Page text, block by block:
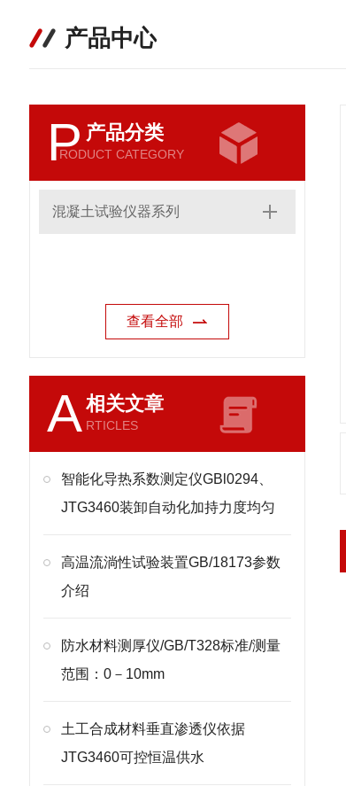
产品中心
P 产品分类
RODUCT CATEGORY
混凝土试验仪器系列
查看全部
A相关文章
RTICLES
智能化导热系数测定仪GBl0294、
JTG3460装卸自动化加持力度均匀
高温流淌性试验装置GB/18173参数
介绍
防水材料测厚仪/GB/T328标准/测量
范围：0－10mm
土工合成材料垂直渗透仪依据
JTG3460可控恒温供水